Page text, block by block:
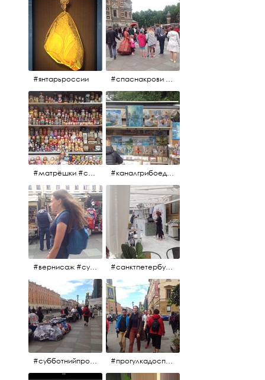
#янтарьроссии #спаснакрови #михайловскийсад
#матрёшки #сувениры #вернисаж #каналгрибоедова #санктпетербург #вернисаж #
#вернисаж #сувениры #картины #санктпетербург #летнеекафе
#субботнийпроменад #набережнаяканалагрибоедова #санктпетербург #прогулкадоспасаиобратно #санктпетербург #15july2017 #субботнийпитерскийдень #субботнийпроменад #послеобеда